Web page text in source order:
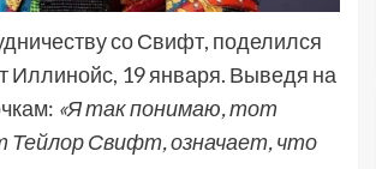
со Свифт, поделился
Иллинойс, 19 января. Выведя на
«Я так понимаю, тот
Тейлор Свифт, означает, что